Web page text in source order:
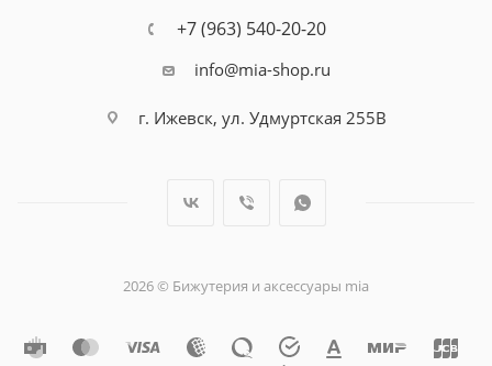
+7 (963) 540-20-20
info@mia-shop.ru
г. Ижевск, ул. Удмуртская 255В
2026 © Бижутерия и аксессуары mia